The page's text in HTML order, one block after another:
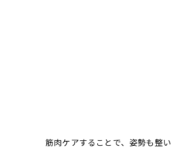
筋肉ケアすることで、姿勢も整